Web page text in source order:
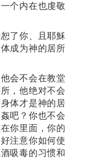
个内在也虔敬
了你、且耶穌
成为神的居所
会不会在教堂
，他绝对不会
体才是神的居
吧？你也不会
你里面，你的
注意你如何使
吸毒的习惯和